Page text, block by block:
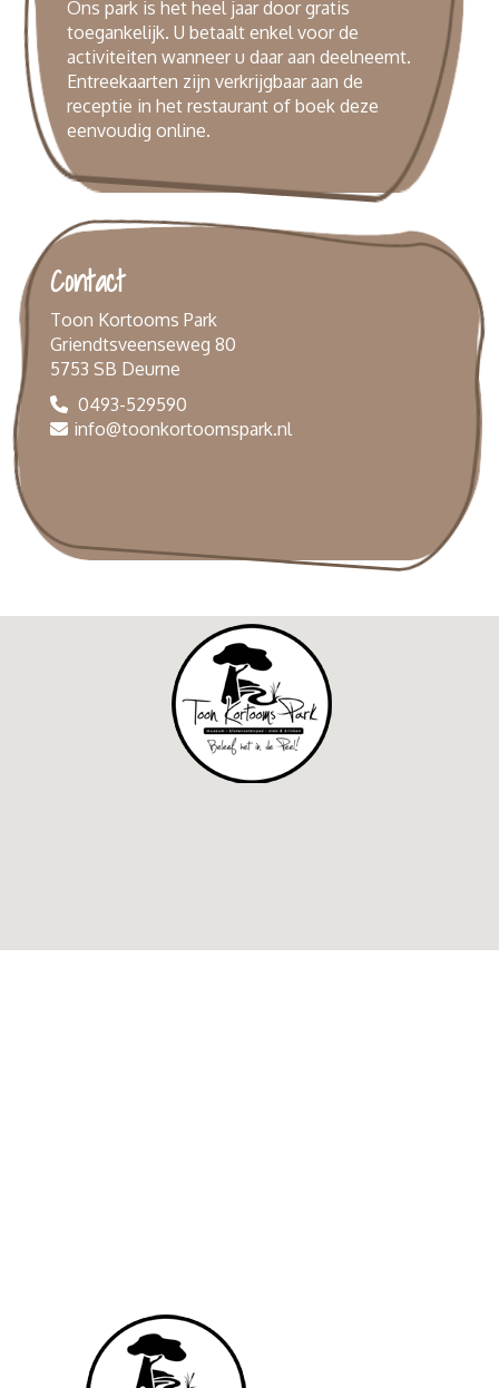
Ons park is het heel jaar door gratis
toegankelijk. U betaalt enkel voor de
activiteiten wanneer u daar aan deelneemt.
Entreekaarten zijn verkrijgbaar aan de
receptie in het restaurant of boek deze
eenvoudig online.
Contact
Toon Kortooms Park
Griendtsveenseweg 80
5753 SB Deurne
0493-529590
info@toonkortoomspark.nl